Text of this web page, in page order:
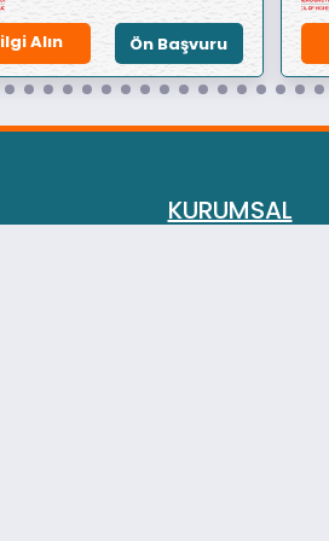
Alın Ön Başvuru
KURUMSAL